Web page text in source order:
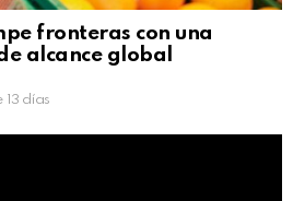
fronteras con una
alcance global
13 días